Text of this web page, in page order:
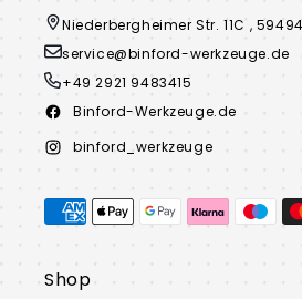
Niederbergheimer Str. 11C ,
service@binford-werkzeuge.de
+49 2921 9483415
Facebook
Binford-Werkzeuge.de
Instagram
binford_werkzeuge
Zahlungsmethoden
Shop